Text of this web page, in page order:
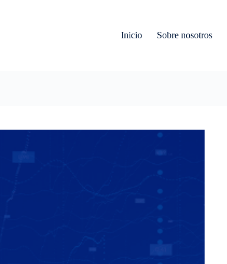
Inicio
Sobre nosotros